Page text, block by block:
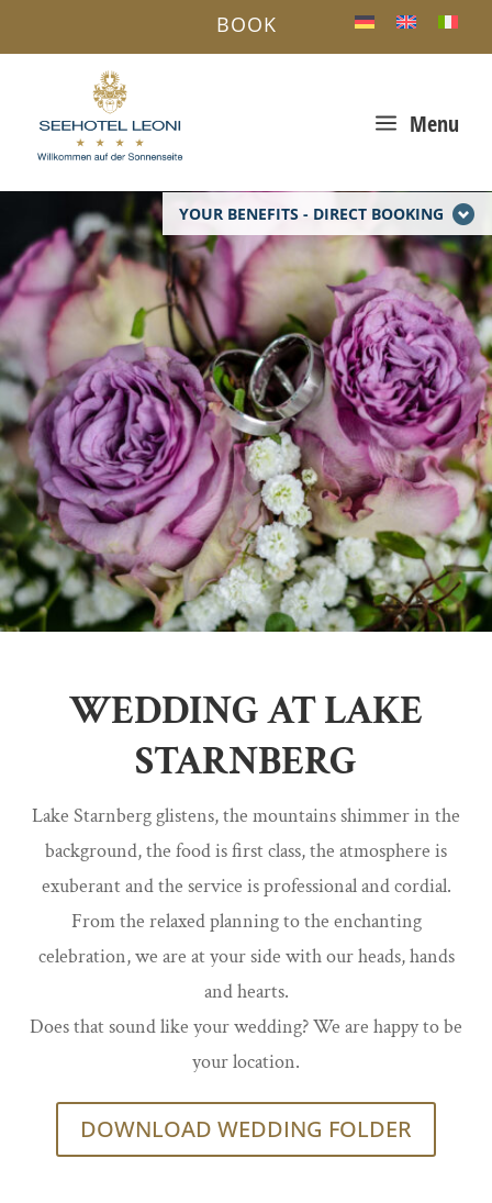
YOUR BENEFITS - DIRECT BOOKING
a Menu
BOOK
WEDDING AT LAKE
STARNBERG
Lake Starnberg glistens, the mountains shimmer in the
background, the food is first class, the atmosphere is
exuberant and the service is professional and cordial.
From the relaxed planning to the enchanting
celebration, we are at your side with our heads, hands
and hearts.
Does that sound like your wedding? We are happy to be
your location.
DOWNLOAD WEDDING FOLDER